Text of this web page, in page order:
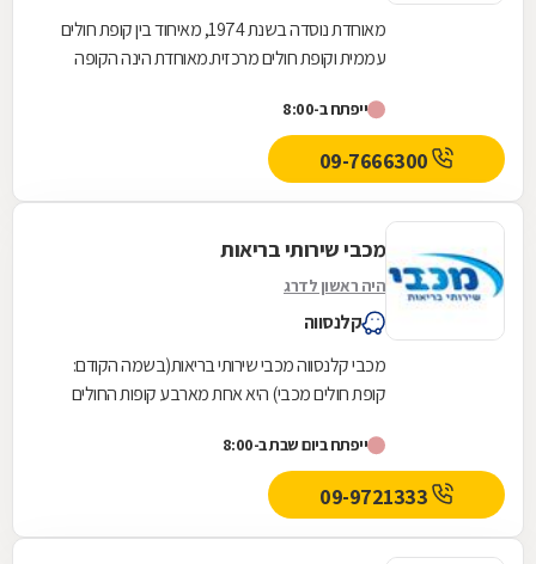
מאוחדת נוסדה בשנת 1974, מאיחוד בין קופת חולים
עממית וקופת חולים מרכזית.מאוחדת הינה הקופה
מעגל...
ייפתח ב-8:00
09-7666300
מכבי שירותי בריאות
היה ראשון לדרג
קלנסווה
מכבי קלנסווה מכבי שירותי בריאות(בשמה הקודם:
קופת חולים מכבי) היא אחת מארבע קופות החולים
והחלה את...
ייפתח ביום שבת ב-8:00